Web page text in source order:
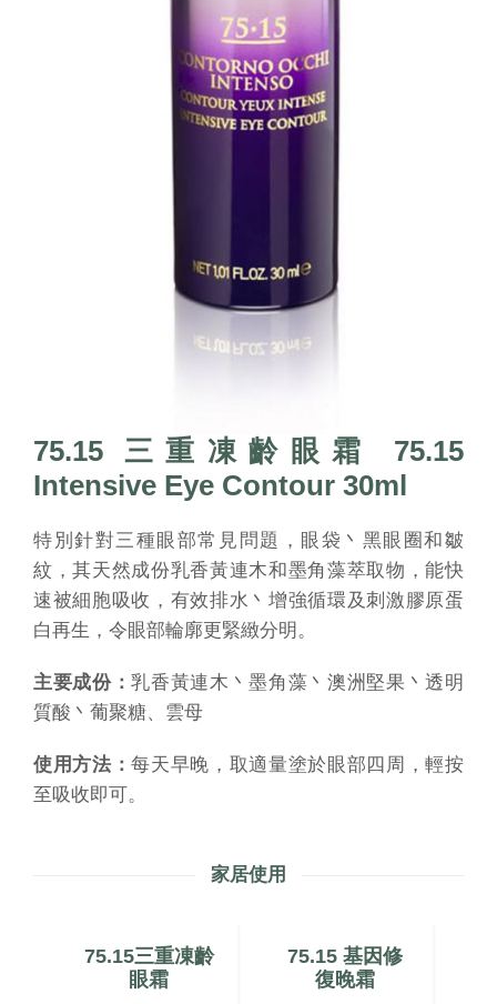
75.15 三重凍齡眼霜 75.15
Intensive Eye Contour 30ml
特別針對三種眼部常見問題，眼袋丶黑眼圈和皺
紋，其天然成份乳香黃連木和墨角藻萃取物，能快
速被細胞吸收，有效排水丶增強循環及刺激膠原蛋
白再生，令眼部輪廓更緊緻分明。
主要成份：乳香黃連木丶墨角藻丶澳洲堅果丶透明
質酸丶葡聚糖、雲母
使用方法：每天早晚，取適量塗於眼部四周，輕按
至吸收即可。
家居使用
75.15三重凍齡
眼霜
75.15 基因修
復晚霜